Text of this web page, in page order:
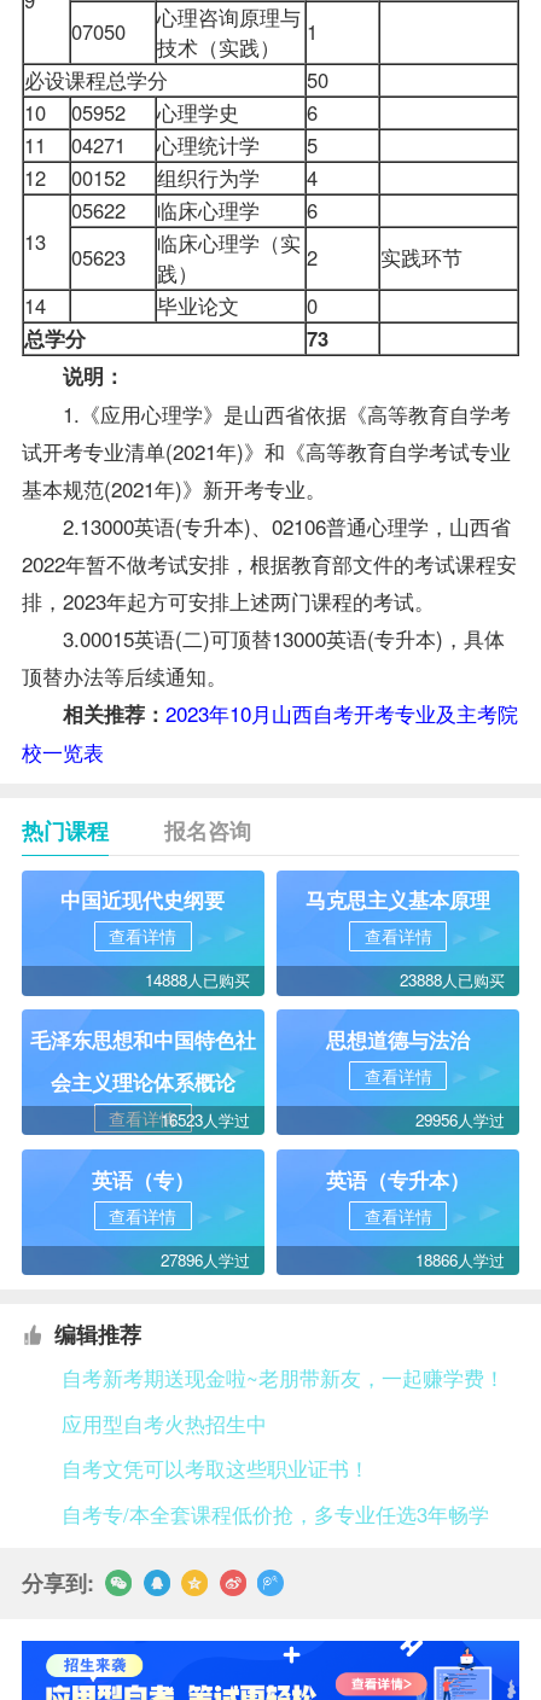
07050
心理咨询原理与
技术（实践）
1
必设课程总学分
50
10
05952 心理学史
6
11
04271 心理统计学
5
12
00152 组织行为学 4
13
05622 临床心理学
6
05623
临床心理学（实
践）
2
实践环节
14
毕业论文
0
总学分
73
说明：
1.《应用心理学》是山西省依据《高等教育自学考
试开考专业清单(2021年)》和《高等教育自学考试专业
基本规范(2021年)》新开考专业。
2.13000英语(专升本)、02106普通心理学，山西省
2022年暂不做考试安排，根据教育部文件的考试课程安
排，2023年起方可安排上述两门课程的考试。
3.00015英语(二)可顶替13000英语(专升本)，具体
顶替办法等后续通知。
相关推荐： 2023年10月山西自考开考专业及主考院
校一览表
热门课程 报名咨询
中国近现代史纲要
查看详情
14888人已购买
马克思主义基本原理
查看详情
23888人已购买
毛泽东思想和中国特色社
会主义理论体系概论
查看详情16523人学过
思想道德与法治
查看详情
29956人学过
英语（专）
查看详情
27896人学过
英语（专升本）
查看详情
18866人学过
编辑推荐
自考新考期送现金啦~老朋带新友，一起赚学费！
应用型自考火热招生中
自考文凭可以考取这些职业证书！
自考专/本全套课程低价抢，多专业任选3年畅学
分享到: